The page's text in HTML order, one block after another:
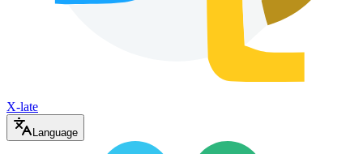
X-late
Language